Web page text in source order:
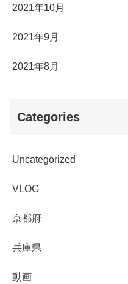
2021年10月
2021年9月
2021年8月
Categories
Uncategorized
VLOG
京都府
兵庫県
動画